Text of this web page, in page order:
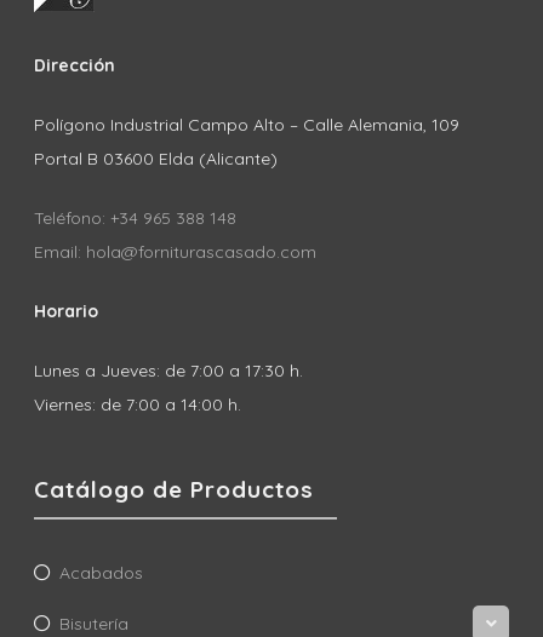
Dirección
Polígono Industrial Campo Alto – Calle Alemania, 109
Portal B 03600 Elda (Alicante)
Teléfono: +34 965 388 148
Email: hola@forniturascasado.com
Horario
Lunes a Jueves: de 7:00 a 17:30 h.
Viernes: de 7:00 a 14:00 h.
Catálogo de Productos
Acabados
Bisutería